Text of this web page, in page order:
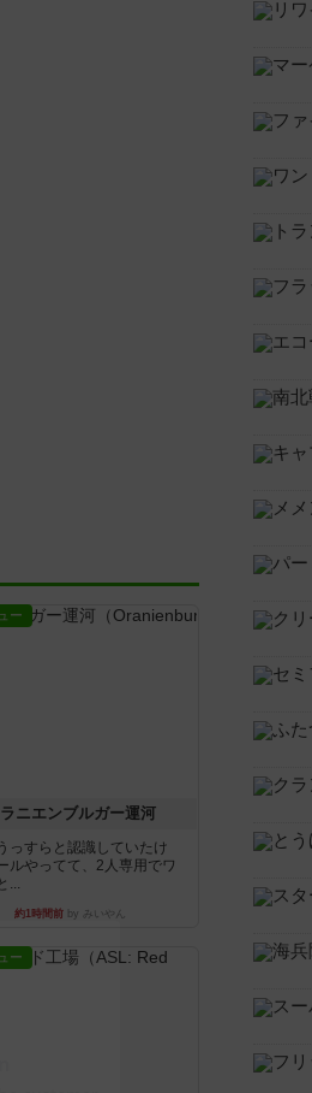
ー
ニエンブルガー運河
っすらと認識していたけ
ルやってて、2人専用でワ
...
約1時間前by みいやん
ー